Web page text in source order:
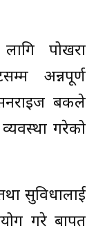
पोखरा
अन्नपूर्ण
बैंकले
गरेको
सुविधालाई
गरे बापत